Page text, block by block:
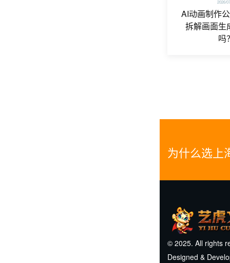
2026/
AI动画制作
拆解画面生
吗
为什么选上
© 2025. All rights
Designed &